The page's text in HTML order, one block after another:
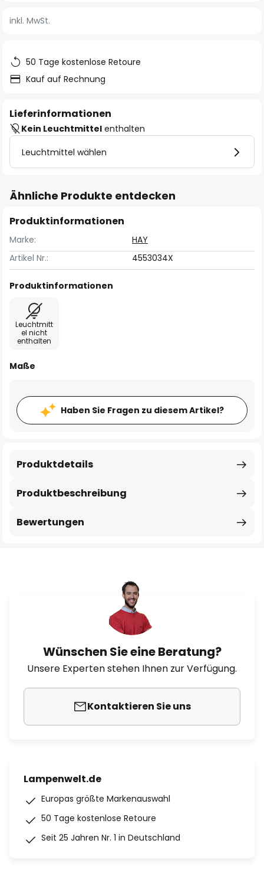
springen
inkl. MwSt.
50 Tage kostenlose Retoure
Kauf auf Rechnung
Lieferinformationen
Kein Leuchtmittel enthalten
Leuchtmittel wählen
Ähnliche Produkte entdecken
Produktinformationen
Marke:
HAY
Artikel Nr.:
4553034X
Produktinformationen
Leuchtmitt
el nicht
enthalten
Maße
Haben Sie Fragen zu diesem Artikel?
Produktbeschreibung
Produktdetails
Bewertungen
Wünschen Sie eine Beratung?
Unsere Experten stehen Ihnen zur Verfügung.
Kontaktieren Sie uns
Lampenwelt.de
Europas größte Markenauswahl
50 Tage kostenlose Retoure
Seit 25 Jahren Nr. 1 in Deutschland